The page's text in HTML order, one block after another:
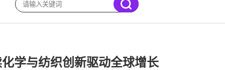
学与纺织创新驱动全球增长